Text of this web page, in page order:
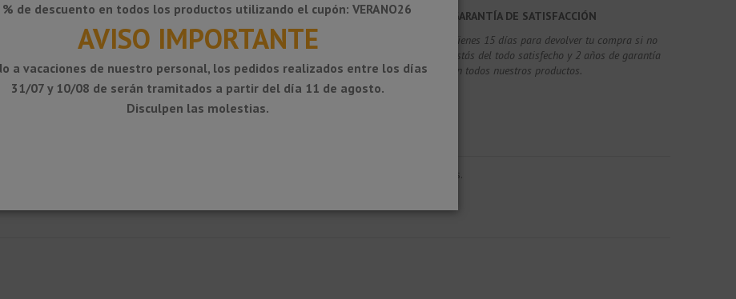
GARANTÍA DE SATISFACCIÓN
Tienes 15 días para devolver tu compra si no
estás del todo satisfecho y 2 años de garantía
en todos nuestros productos.
Perfil guardavivo de encimeras y peldaños de baldosas cerámicas. en cocinas y escaleras.
% de descuento en todos los productos utilizando el cupón: VERANO26
AVISO IMPORTANTE
a vacaciones de nuestro personal, los pedidos realizados entre los días
31/07 y 10/08 de serán tramitados a partir del día 11 de agosto.
Disculpen las molestias.